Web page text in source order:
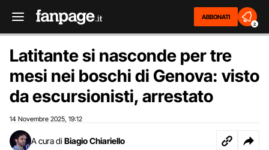
ABBONATI
2
Latitante si nasconde per tre
mesi nei boschi di Genova: visto
da escursionisti, arrestato
14 Novembre 2025 19:12
A cura di Biagio Chiariello